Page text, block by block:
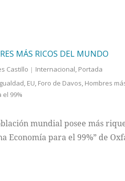
MÁS RICOS DEL MUNDO
Castillo Internacional, Portada
, EU, Foro de Davos, Hombres
el 99%
mundial posee más
Economía para el 99%” de